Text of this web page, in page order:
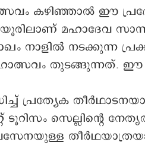
കഴിഞ്ഞാൽ ഈ
മഹാദേവ
നാളിൽ നടക്കുന്ന
തുടങ്ങുന്നത്. ഈ
പ്രത്യേക
സെല്ലിന്റെ